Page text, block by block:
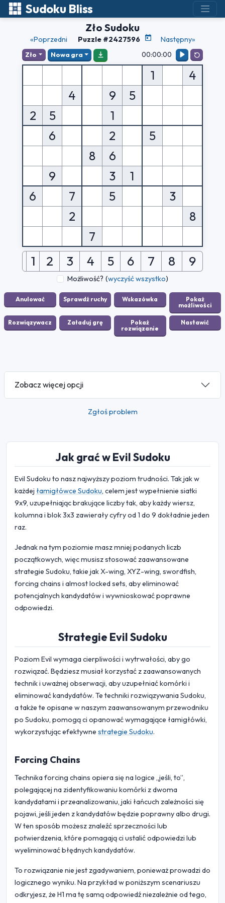
Sudoku Bliss
Zło Sudoku
«Poprzedni Puzzle #2427596 Następny»
Zło Nowa gra 00:00:00
1
4
4
9
5
2
5
1
6
2
5
8
6
9
3
1
6
7 5
3
2
8
7
1 2 3 4 5 6 7 8 9
Możliwość? (wyczyść wszystko)
Zobacz więcej opcji
Zgłoś problem
Jak grać w Evil Sudoku
Evil Sudoku to nasz najwyższy poziom trudności. Tak jak w
każdej łamigłówce Sudoku, celem jest wypełnienie siatki
9x9, uzupełniając brakujące liczby tak, aby każdy wiersz,
kolumna i blok 3x3 zawierały cyfry od 1 do 9 dokładnie jeden
raz.
Jednak na tym poziomie masz mniej podanych liczb
początkowych, więc musisz stosować zaawansowane
strategie Sudoku, takie jak X-wing, XYZ-wing, swordfish,
forcing chains i almost locked sets, aby eliminować
potencjalnych kandydatów i wywnioskować poprawne
odpowiedzi.
Strategie Evil Sudoku
Poziom Evil wymaga cierpliwości i wytrwałości, aby go
rozwiązać. Będziesz musiał korzystać z zaawansowanych
technik i uważnej obserwacji, aby uzupełniać komórki i
eliminować kandydatów. Te techniki rozwiązywania Sudoku,
a także te opisane w naszym zaawansowanym przewodniku
po Sudoku, pomogą ci opanować wymagające łamigłówki,
wykorzystując efektywne strategie Sudoku.
Forcing Chains
Technika forcing chains opiera się na logice „jeśli, to”,
polegającej na zidentyfikowaniu komórki z dwoma
kandydatami i przeanalizowaniu, jaki łańcuch zależności się
pojawi, jeśli jeden z kandydatów będzie poprawny albo drugi.
W ten sposób możesz znaleźć sprzeczności lub
potwierdzenia, które pomagają ci ustalić odpowiedzi lub
wyeliminować błędnych kandydatów.
To rozwiązanie nie jest zgadywaniem, ponieważ prowadzi do
logicznego wyniku. Na przykład w poniższym scenariuszu
odkryjesz, że H1 ma tę samą odpowiedź niezależnie od tego,